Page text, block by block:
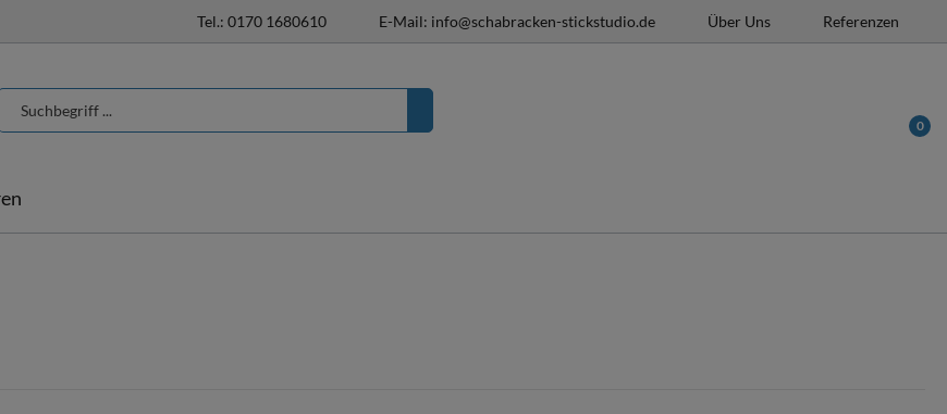
Tel.: 0170 1680610 E-Mail: info@schabracken-stickstudio.de Über Uns Referenzen
0